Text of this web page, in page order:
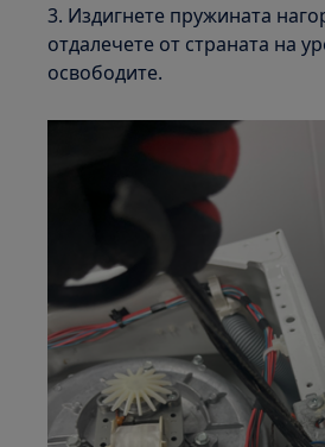
3. Издигнете пружината
отдалечете от страната на
освободите.